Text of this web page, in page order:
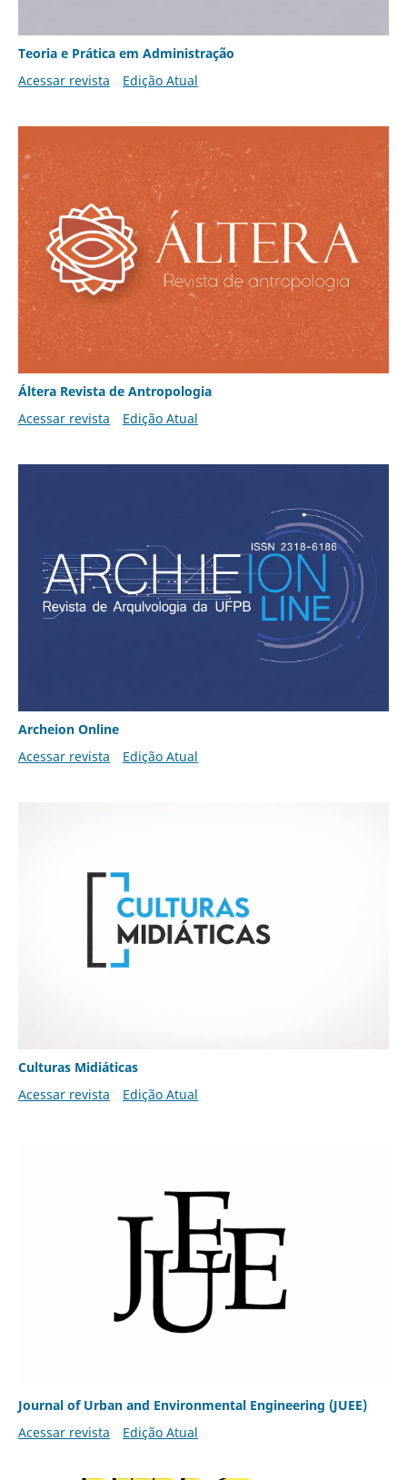
Teoria e Prática em Administração
Acessar revista
Edição Atual
Áltera Revista de Antropologia
Acessar revista
Edição Atual
Archeion Online
Acessar revista
Edição Atual
Culturas Midiáticas
Acessar revista
Edição Atual
Journal of Urban and Environmental Engineering (JUEE)
Acessar revista
Edição Atual